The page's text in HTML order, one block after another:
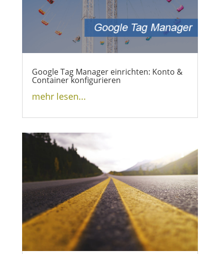
Google Tag Manager einrichten: Konto &
Container konfigurieren
mehr lesen...